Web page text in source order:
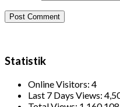
Statistik
Online Visitors: 4
Last 7 Days Views: